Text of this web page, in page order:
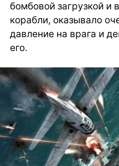
бомбовой загрузкой и
корабли, оказывало
давление на врага и
его.